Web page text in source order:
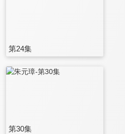
第24集
第30集